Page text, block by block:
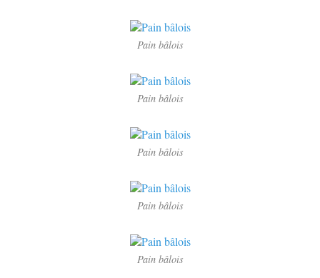
Pain bâlois
Pain bâlois
Pain bâlois
Pain bâlois
Pain bâlois